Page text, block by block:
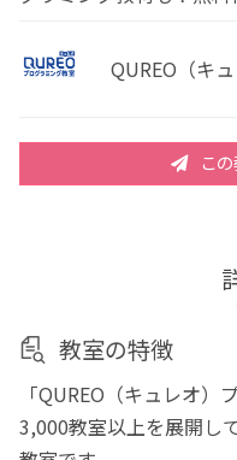
QUREO（キ
こ
教室の特徴
「QUREO（キュレオ
3,000教室以上を展開し